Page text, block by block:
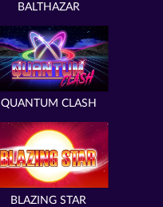
BALTHAZAR
QUANTUM CLASH
BLAZING STAR